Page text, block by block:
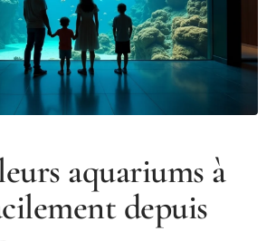
aquariums à
depuis